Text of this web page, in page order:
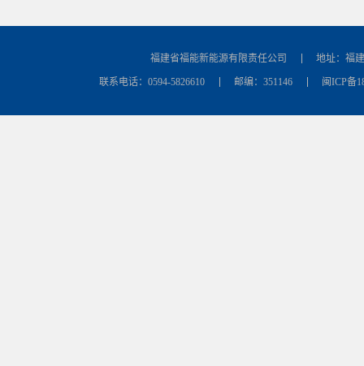
福建省福能新能源有限责任公司 地址：福
联系电话：0594-5826610 邮编：351146 闽ICP备